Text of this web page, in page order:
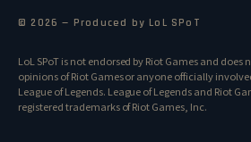
© 2026 — Produced by LoL SPoT
LoL SPoT is not endorsed by Riot Games and does
opinions of Riot Games or anyone officially
League of Legends. League of Legends and Riot
registered trademarks of Riot Games, Inc.